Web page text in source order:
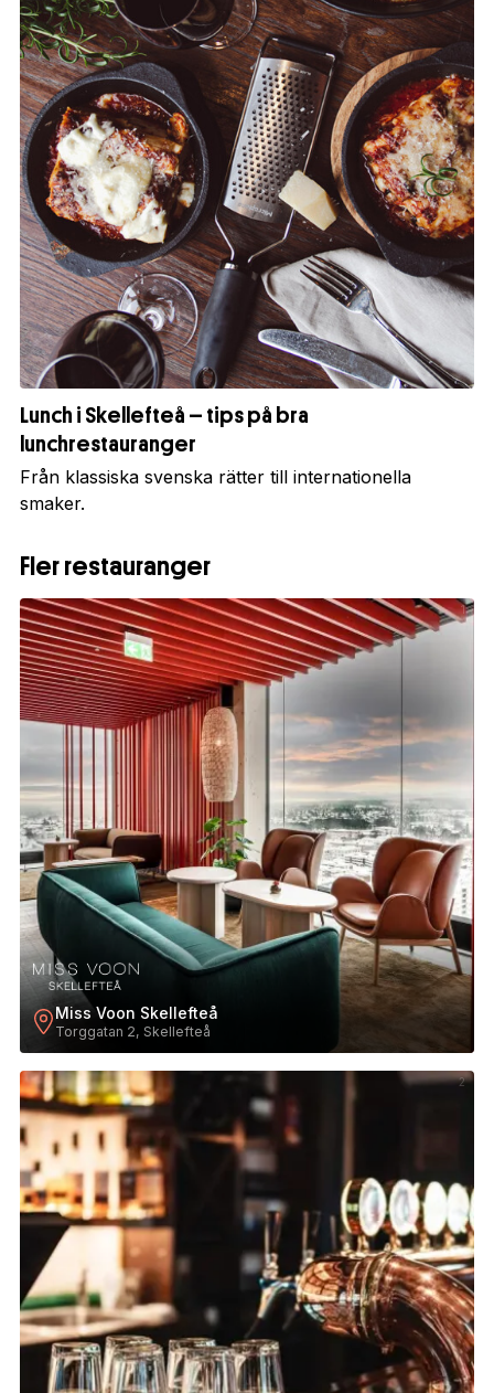
Lunch i Skellefteå – tips på bra
lunchrestauranger
Från klassiska svenska rätter till internationella
smaker.
Fler restauranger
1
Miss Voon Skellefteå
Torggatan 2, Skellefteå
2